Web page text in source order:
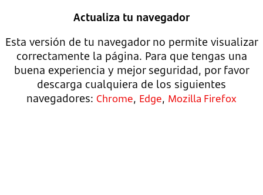
Actualiza tu navegador
Esta versión de tu navegador no permite visualizar
correctamente la página. Para que tengas una
buena experiencia y mejor seguridad, por favor
descarga cualquiera de los siguientes
navegadores: Chrome, Edge, Mozilla Firefox